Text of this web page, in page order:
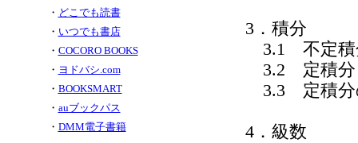
・ どこでも読書
・ いつでも書店
・ COCORO BOOKS
・ ヨドバシ.com
・ BOOKSMART
・ auブックパス
・ DMM電子書籍
3．積分
3.1 不定積
3.2 定積分
3.3 定積分
4．級数